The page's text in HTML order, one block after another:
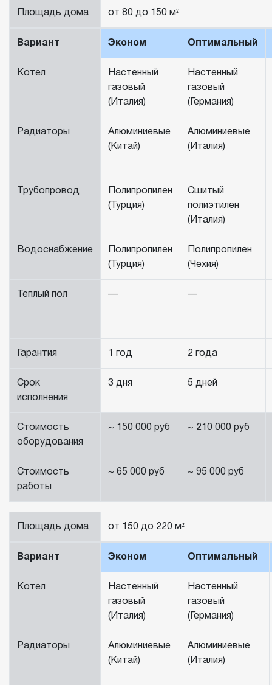
Площадь дома от 80 до 150 м²
Вариант Эконом Оптимальный
Котел
Настенный
газовый
(Италия)
Настенный
газовый
(Германия)
Радиаторы
Алюминиевые
(Китай)
Алюминиевые
(Италия)
Трубопровод
Полипропилен
(Турция)
Сшитый
полиэтилен
(Италия)
Водоснабжение
Полипропилен
(Турция)
Полипропилен
(Чехия)
Теплый пол — —
Гарантия 1 год 2 года
Срок
исполнения
3 дня 5 дней
Стоимость
оборудования
~ 150 000 руб ~ 210 000 руб
Стоимость
работы
~ 65 000 руб ~ 95 000 руб
Площадь дома от 150 до 220 м²
Вариант Эконом Оптимальный
Котел
Настенный
газовый
(Италия)
Настенный
газовый
(Германия)
Радиаторы
Алюминиевые
(Китай)
Алюминиевые
(Италия)